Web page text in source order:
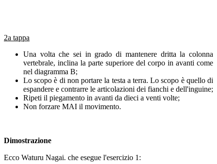
2a tappa
Una volta che sei in grado di mantenere dritta la colonna
vertebrale, inclina la parte superiore del corpo in avanti come
nel diagramma B;
Lo scopo è di non portare la testa a terra. Lo scopo è quello di
espandere e contrarre le articolazioni dei fianchi e dell'inguine;
Ripeti il piegamento in avanti da dieci a venti volte;
Non forzare MAI il movimento.
Dimostrazione
Ecco Waturu Nagai. che esegue l'esercizio 1: